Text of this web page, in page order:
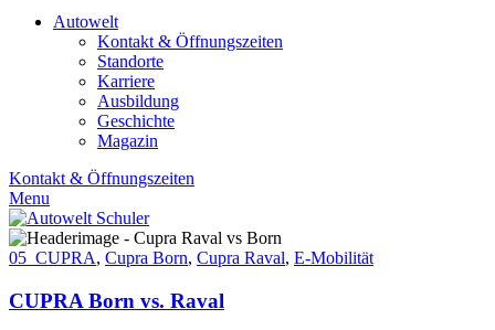
Autowelt
Kontakt & Öffnungszeiten
Standorte
Karriere
Ausbildung
Geschichte
Magazin
Kontakt & Öffnungszeiten
Menu
05_CUPRA, Cupra Born, Cupra Raval, E-Mobilität
CUPRA Born vs. Raval